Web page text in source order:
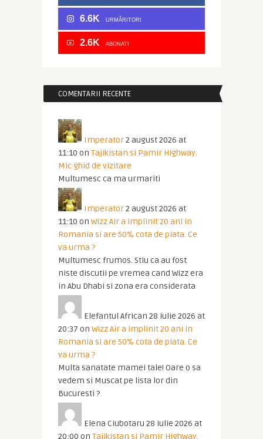
6.6K URMĂRITORI
2.6K ABONATI
COMENTARII RECENTE
Imperator2 august 2026 at
11:10 on Tajikistan si Pamir Highway.
Mic ghid de vizitare
Multumesc ca ma urmariti
Imperator2 august 2026 at
11:10 on Wizz Air a implinit 20 ani in
Romania si are 50% cota de piata. Ce
va urma ?
Multumesc frumos. Stiu ca au fost
niste discutii pe vremea cand Wizz era
in Abu Dhabi si zona era considerata
Elefantul African 28 iulie 2026 at
20:37 on Wizz Air a implinit 20 ani in
Romania si are 50% cota de piata. Ce
va urma ?
Multa sanatate mamei tale! Oare o sa
vedem si Muscat pe lista lor din
Bucuresti ?
Elena Ciubotaru 28 iulie 2026 at
20:00 on Tajikistan si Pamir Highway.